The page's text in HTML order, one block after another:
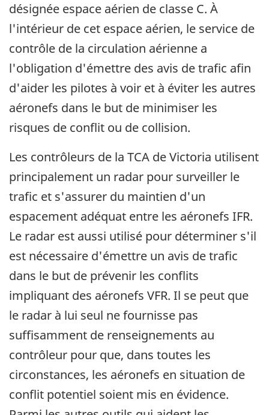
désignée espace aérien de classe C. À
l'intérieur de cet espace aérien, le service de
contrôle de la circulation aérienne a
l'obligation d'émettre des avis de trafic afin
d'aider les pilotes à voir et à éviter les autres
aéronefs dans le but de minimiser les
risques de conflit ou de collision.
Les contrôleurs de la TCA de Victoria utilisent
principalement un radar pour surveiller le
trafic et s'assurer du maintien d'un
espacement adéquat entre les aéronefs IFR.
Le radar est aussi utilisé pour déterminer s'il
est nécessaire d'émettre un avis de trafic
dans le but de prévenir les conflits
impliquant des aéronefs VFR. Il se peut que
le radar à lui seul ne fournisse pas
suffisamment de renseignements au
contrôleur pour que, dans toutes les
circonstances, les aéronefs en situation de
conflit potentiel soient mis en évidence.